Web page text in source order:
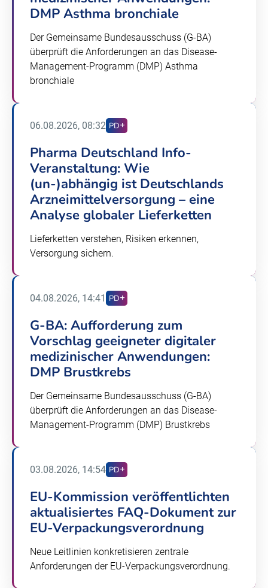
DMP Asthma bronchiale
Der Gemeinsame Bundesausschuss (G-BA)
überprüft die Anforderungen an das Disease-
Management-Programm (DMP) Asthma
bronchiale
06.08.2026, 08:32 PD
Pharma Deutschland Info-
Veranstaltung: Wie
(un-)abhängig ist Deutschlands
Arzneimittelversorgung – eine
Analyse globaler Lieferketten
Lieferketten verstehen, Risiken erkennen,
Versorgung sichern.
04.08.2026, 14:41 PD
G-BA: Aufforderung zum
Vorschlag geeigneter digitaler
medizinischer Anwendungen:
DMP Brustkrebs
Der Gemeinsame Bundesausschuss (G-BA)
überprüft die Anforderungen an das Disease-
Management-Programm (DMP) Brustkrebs
03.08.2026, 14:54 PD
EU-Kommission veröffentlichten
aktualisiertes FAQ-Dokument zur
EU-Verpackungsverordnung
Neue Leitlinien konkretisieren zentrale
Anforderungen der EU-Verpackungsverordnung.